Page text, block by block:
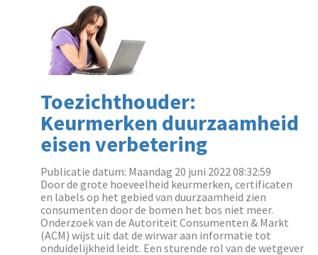
Toezichthouder:
Keurmerken duurzaamheid
eisen verbetering
Publicatie datum: Maandag 20 juni 2022 08:32:59
‌Door de grote hoeveelheid keurmerken, certificaten
en labels op het gebied van duurzaamheid zien
consumenten door de bomen het bos niet meer.
Onderzoek van de Autoriteit Consumenten & Markt
(ACM) wijst uit dat de wirwar aan informatie tot
onduidelijkheid leidt. Een sturende rol van de wetgever